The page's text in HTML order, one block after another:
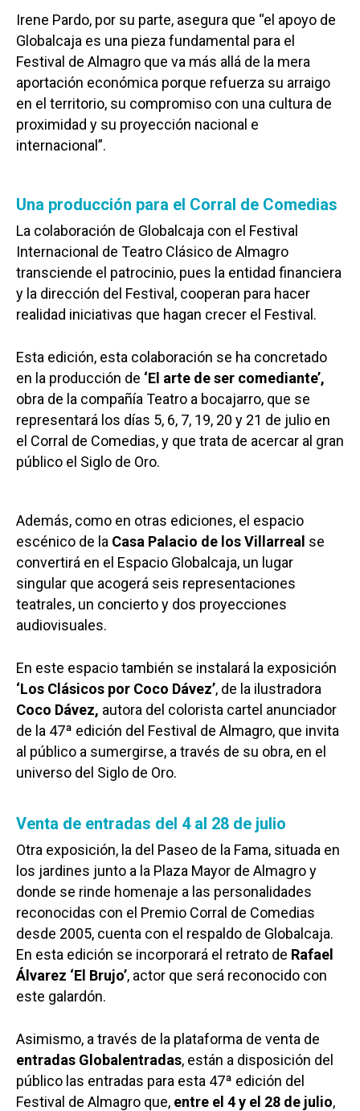
Irene Pardo, por su parte, asegura que “el apoyo de
Globalcaja es una pieza fundamental para el
Festival de Almagro que va más allá de la mera
aportación económica porque refuerza su arraigo
en el territorio, su compromiso con una cultura de
proximidad y su proyección nacional e
internacional”.
Una producción para el Corral de Comedias
La colaboración de Globalcaja con el Festival
Internacional de Teatro Clásico de Almagro
transciende el patrocinio, pues la entidad financiera
y la dirección del Festival, cooperan para hacer
realidad iniciativas que hagan crecer el Festival.
Esta edición, esta colaboración se ha concretado
en la producción de ‘El arte de ser comediante’,
obra de la compañía Teatro a bocajarro, que se
representará los días 5, 6, 7, 19, 20 y 21 de julio en
el Corral de Comedias, y que trata de acercar al gran
público el Siglo de Oro.
Además, como en otras ediciones, el espacio
escénico de la Casa Palacio de los Villarreal se
convertirá en el Espacio Globalcaja, un lugar
singular que acogerá seis representaciones
teatrales, un concierto y dos proyecciones
audiovisuales.
En este espacio también se instalará la exposición
‘Los Clásicos por Coco Dávez’, de la ilustradora
Coco Dávez, autora del colorista cartel anunciador
de la 47ª edición del Festival de Almagro, que invita
al público a sumergirse, a través de su obra, en el
universo del Siglo de Oro.
Venta de entradas del 4 al 28 de julio
Otra exposición, la del Paseo de la Fama, situada en
los jardines junto a la Plaza Mayor de Almagro y
donde se rinde homenaje a las personalidades
reconocidas con el Premio Corral de Comedias
desde 2005, cuenta con el respaldo de Globalcaja.
En esta edición se incorporará el retrato de Rafael
Álvarez ‘El Brujo’, actor que será reconocido con
este galardón.
Asimismo, a través de la plataforma de venta de
entradas Globalentradas, están a disposición del
público las entradas para esta 47ª edición del
Festival de Almagro que, entre el 4 y el 28 de julio,